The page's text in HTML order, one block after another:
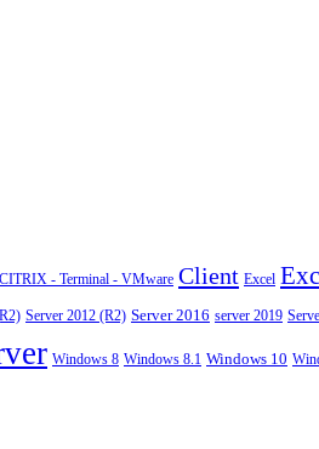
CITRIX - Terminal - VMware Client Excel
Server 2012 (R2) Server 2016 server 2019
Windows 8 Windows 8.1 Windows 10